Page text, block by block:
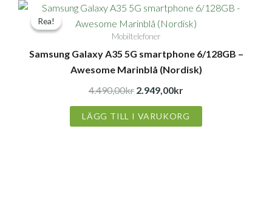
Rea!
Rea!
Mobiltelefoner
Samsung Galaxy A35 5G smartphone 6/128GB –
Awesome Marinblå (Nordisk)
4.490,00kr
Det
ursprungliga
priset
var:
4.490,00kr.
2.949,00kr
Det
nuvarande
är:
2.949,00kr.
LÄGG TILL I VARUKORG